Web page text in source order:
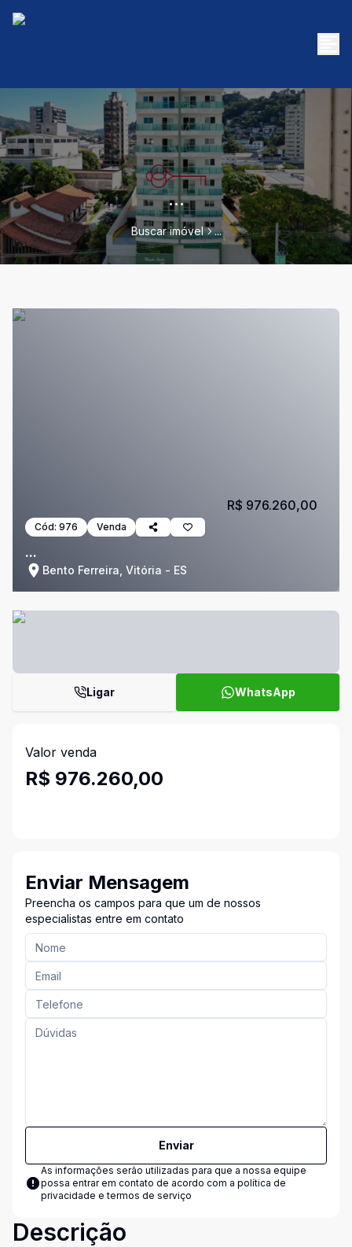
...
Buscar imóvel ...
Cód: 976 Venda
...
Bento Ferreira, Vitória - ES
R$ 976.260,00
Ligar WhatsApp
Valor venda
R$ 976.260,00
Enviar Mensagem
Preencha os campos para que um de nossos
especialistas entre em contato
Enviar
As informações serão utilizadas para que a nossa equipe
possa entrar em contato de acordo com a política de
privacidade e termos de serviço
Descrição